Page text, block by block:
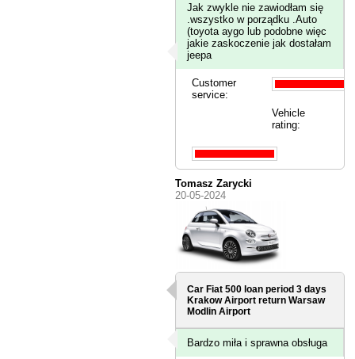
Jak zwykle nie zawiodłam się
.wszystko w porządku .Auto
(toyota aygo lub podobne więc
jakie zaskoczenie jak dostałam
jeepa
Customer
service:
Vehicle
rating:
Tomasz Zarycki
20-05-2024
Car Fiat 500 loan period 3 days
Krakow Airport return Warsaw
Modlin Airport
Bardzo miła i sprawna obsługa